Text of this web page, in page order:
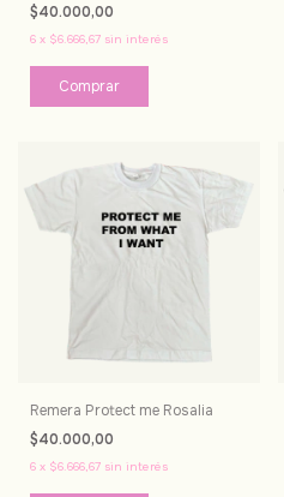
$40.000,00
6 x $6.666,67 sin interés
Comprar
Remera Protect me Rosalia
$40.000,00
6 x $6.666,67 sin interés